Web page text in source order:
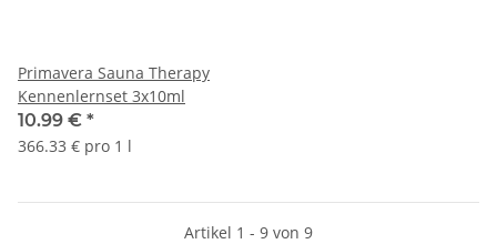
Primavera Sauna Therapy
Kennenlernset 3x10ml
10.99 € *
366.33 € pro 1 l
Artikel 1 - 9 von 9